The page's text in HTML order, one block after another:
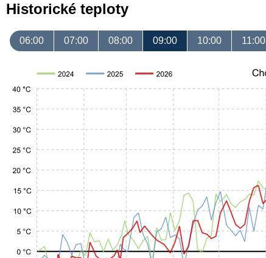
Historické teploty
06:00 07:00 08:00 09:00 10:00 11:00